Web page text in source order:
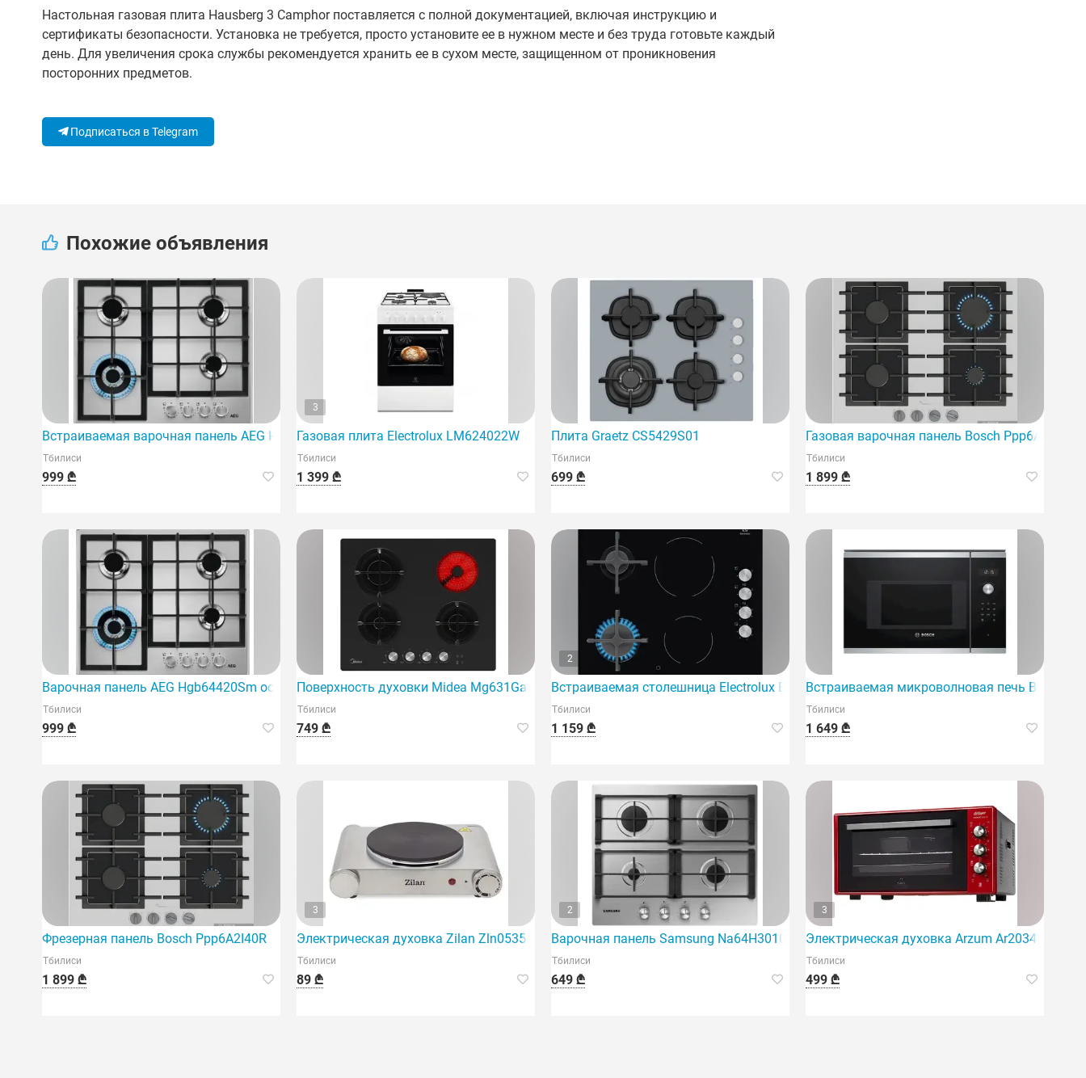
Настольная газовая плита Hausberg 3 Camphor поставляется с полной документацией, включая инструкцию и
сертификаты безопасности. Установка не требуется, просто установите ее в нужном месте и без труда готовьте каждый
день. Для увеличения срока службы рекомендуется хранить ее в сухом месте, защищенном от проникновения
посторонних предметов.
Подписаться в Telegram
Похожие объявления
Встраиваемая варочная панель AEG Hgb64420Sm
Тбилиси
999 ₾
3
Газовая плита Electrolux LM624022W
Тбилиси
1 399 ₾
Плита Graetz CS5429S01
Тбилиси
699 ₾
Газовая варочная панель Bosch
Тбилиси
1 899 ₾
Варочная панель AEG Hgb64420Sm оснащена высококачественной газовой системой и четырьмя конфорками.
Тбилиси
999 ₾
Поверхность духовки Midea Mg631Gab
Тбилиси
749 ₾
2
Встраиваемая столешница Electrolux Ege6172Nok
Тбилиси
1 159 ₾
Встраиваемая микроволновая печь Bosch
Тбилиси
1 649 ₾
Фрезерная панель Bosch Ppp6A2I40R
Тбилиси
1 899 ₾
3
Электрическая духовка Zilan Zln0535
Тбилиси
89 ₾
2
Варочная панель Samsung Na64H3010As/WT
Тбилиси
649 ₾
3
Электрическая духовка Arzum Ar2034
Тбилиси
499 ₾